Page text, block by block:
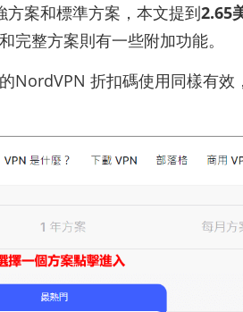
案和標準方案，本文提到2.65
完整方案則有一些附加功能。
NordVPN 折扣碼使用同樣有效